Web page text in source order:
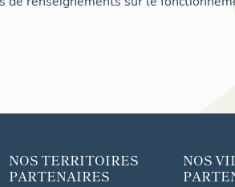
NOS TERRITOIRES
PARTENAIRES
NOS